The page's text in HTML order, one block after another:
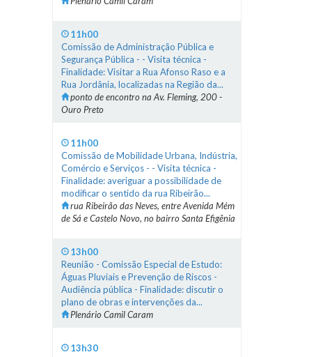
11h00
Comissão de Administração Pública e
Segurança Pública - - Visita técnica -
Finalidade: Visitar a Rua Afonso Raso e a
Rua Jordânia, localizadas na Região da...
ponto de encontro na Av. Fleming, 200 -
Ouro Preto
11h00
Comissão de Mobilidade Urbana, Indústria,
Comércio e Serviços - - Visita técnica -
Finalidade: averiguar a possibilidade de
modificar o sentido da rua Ribeirão...
rua Ribeirão das Neves, entre Avenida Mém
de Sá e Castelo Novo, no bairro Santa Efigênia
13h00
Reunião - Comissão Especial de Estudo:
Águas Pluviais e Prevenção de Riscos -
Audiência pública - Finalidade: discutir o
plano de obras e intervenções da...
Plenário Camil Caram
13h30